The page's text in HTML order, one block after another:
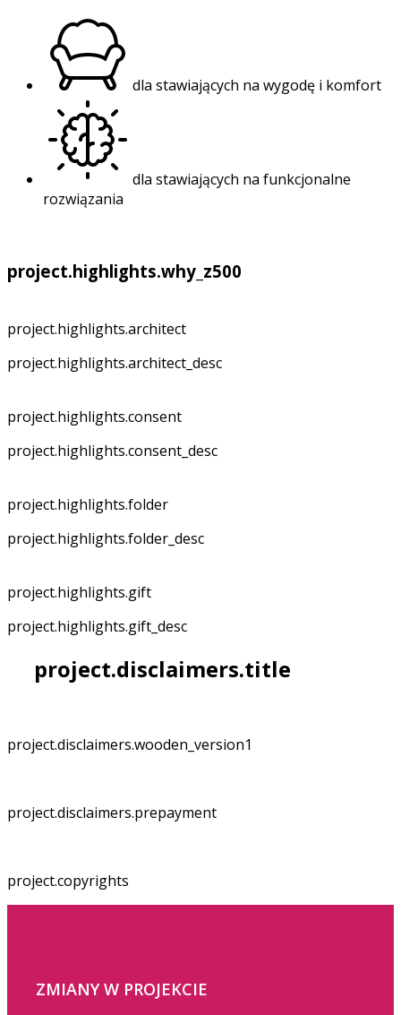
dla stawiających na wygodę i komfort
dla stawiających na funkcjonalne
rozwiązania
project.highlights.why_z500
project.highlights.architect
project.highlights.architect_desc
project.highlights.consent
project.highlights.consent_desc
project.highlights.folder
project.highlights.folder_desc
project.highlights.gift
project.highlights.gift_desc
project.disclaimers.title
project.disclaimers.wooden_version1
project.disclaimers.prepayment
project.copyrights
ZMIANY W PROJEKCIE